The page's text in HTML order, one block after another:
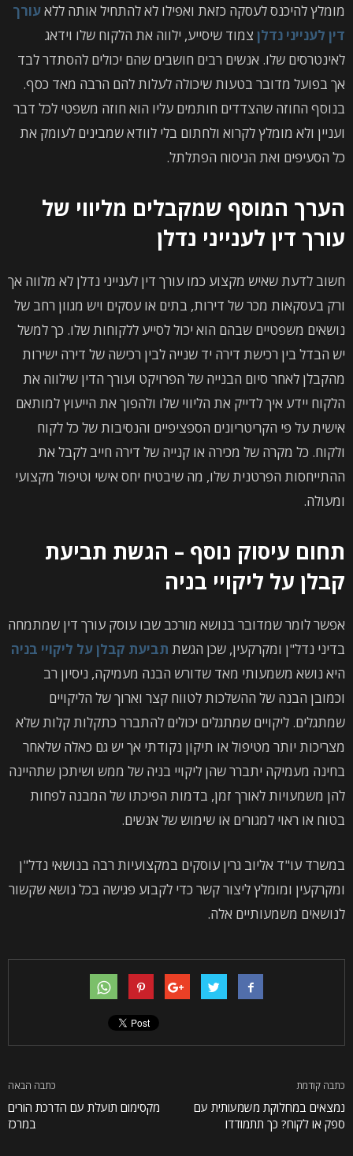
מומלץ להיכנס לעסקה כזאת ואפילו לא להתחיל אותה ללאעורך
דין לענייני נדלן צמוד שיסייע, ילווה את הלקוח שלו וידאג
לאינטרסים שלו. אנשים רבים חושבים שהם יכולים להסתדר לבד
אך בפועל מדובר בטעות שיכולה לעלות להם הרבה מאד כסף.
בנוסף החוזה שהצדדים חותמים עליו הוא חוזה משפטי לכל דבר
ועניין ולא מומלץ לקרוא ולחתום בלי לוודא שמבינים לעומק את
כל הסעיפים ואת הניסוח הפתלתל.
הערך המוסף שמקבלים מליווי של
עורך דין לענייני נדלן
חשוב לדעת שאיש מקצוע כמו עורך דין לענייני נדלן לא מלווה אך
ורק בעסקאות מכר של דירות, בתים או עסקים ויש מגוון רחב של
נושאים משפטיים שבהם הוא יכול לסייע ללקוחות שלו. כך למשל
יש הבדל בין רכישת דירה יד שנייה לבין רכישה של דירה ישירות
מהקבלן לאחר סיום הבנייה של הפרויקט ועורך הדין שילווה את
הלקוח יידע איך לדייק את הליווי שלו ולהפוך את הייעוץ למותאם
אישית על פי הקריטריונים הספציפיים והנסיבות של כל לקוח
ולקוח. כל מקרה של מכירה או קנייה של דירה חייב לקבל את
ההתייחסות הפרטנית שלו, מה שיבטיח יחס אישי וטיפול מקצועי
ומעולה.
תחום עיסוק נוסף – הגשת תביעת
קבלן על ליקויי בניה
אפשר לומר שמדובר בנושא מורכב שבו עוסק עורך דין שמתמחה
בדיני נדל"ן ומקרקעין, שכן הגשת תביעת קבלן על ליקויי בניה
היא נושא משמעותי מאד שדורש הבנה מעמיקה, ניסיון רב
וכמובן הבנה של ההשלכות לטווח קצר וארוך של הליקויים
שמתגלים. ליקויים שמתגלים יכולים להתברר כתקלות קלות שלא
מצריכות יותר מטיפול או תיקון נקודתי אך יש גם כאלה שלאחר
בחינה מעמיקה יתברר שהן ליקויי בניה של ממש ושיתכן שתהיינה
להן משמעויות לאורך זמן, בדמות הפיכתו של המבנה לפחות
בטוח או ראוי למגורים או שימוש של אנשים.
במשרד עו"ד אליוב גרין עוסקים במקצועיות רבה בנושאי נדל"ן
ומקרקעין ומומלץ ליצור קשר כדי לקבוע פגישה בכל נושא שקשור
לנושאים משמעותיים אלה.
כתבה קודמת
נמצאים במחלוקת משמעותית עם
ספק או לקוח? כך תתמודדו
כתבה הבאה
מקסימום תועלת עם הדרכת הורים
במרכז